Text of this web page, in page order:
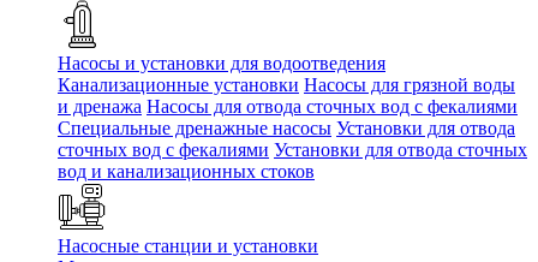
Насосы и установки для водоотведения
Канализационные установки Насосы для грязной воды
и дренажа Насосы для отвода сточных вод c фекалиями
Специальные дренажные насосы Установки для отвода
сточных вод c фекалиями Установки для отвода сточных
вод и канализационных стоков
Насосные станции и установки